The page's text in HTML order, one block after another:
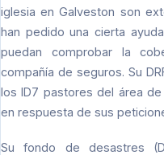
iglesia en Galveston son
han pedido una cierta
puedan comprobar la
compañía de seguros. Su
los ID7 pastores del área
en respuesta de sus
Su fondo de desastres